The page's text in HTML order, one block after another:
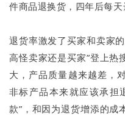
件商品退换货，四年后每天
退货率激发了买家和卖家
高怪卖家还是买家”登上热
大，产品质量越来越差，
非标产品本来就应该承担
款”，和因为退货增添的成